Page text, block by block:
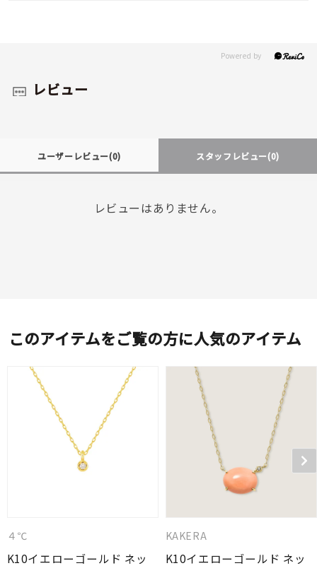
レビュー
ユーザーレビュー(0) スタッフレビュー(0)
レビューはありません。
このアイテムをご覧の方に人気のアイテム
４℃
K10イエローゴールド ネッ
KAKERA
K10イエローゴールド ネッ